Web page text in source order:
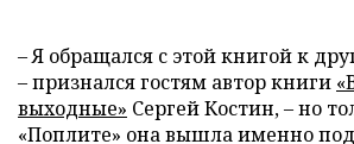
– Я обращался с этой книгой к
– признался гостям автор книги
выходные» Сергей Костин, – но
«Поплите» она вышла именно